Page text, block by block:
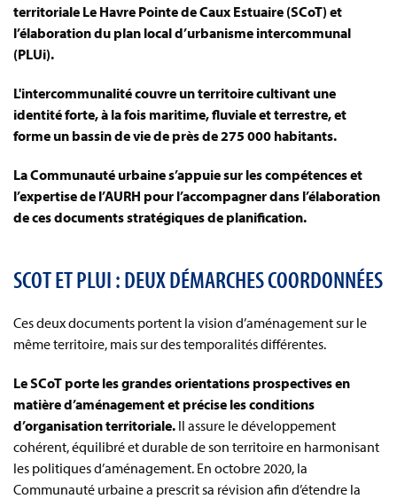
territoriale Le Havre Pointe de Caux Estuaire (SCoT) et
l’élaboration du plan local d’urbanisme intercommunal
(PLUi).
L'intercommunalité couvre un territoire cultivant une
identité forte, à la fois maritime, fluviale et terrestre, et
forme un bassin de vie de près de 275 000 habitants.
La Communauté urbaine s’appuie sur les compétences et
l’expertise de l’AURH pour l’accompagner dans l’élaboration
de ces documents stratégiques de planification.
SCOT ET PLUI : DEUX DÉMARCHES COORDONNÉES
Ces deux documents portent la vision d’aménagement sur le
même territoire, mais sur des temporalités différentes.
Le SCoT porte les grandes orientations prospectives en
matière d’aménagement et précise les conditions
d’organisation territoriale. Il assure le développement
cohérent, équilibré et durable de son territoire en harmonisant
les politiques d’aménagement. En octobre 2020, la
Communauté urbaine a prescrit sa révision afin d’étendre la